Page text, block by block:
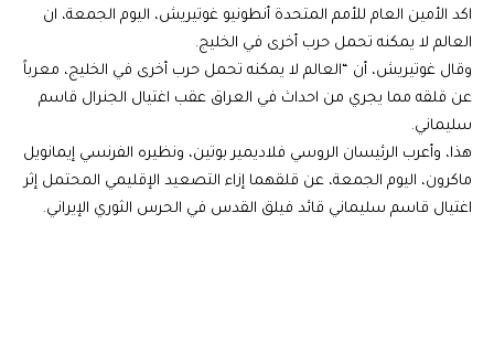
اكد الأمين العام للأمم المتحدة أنطونيو غوتيريش، اليوم الجمعة، ان
العالم لا يمكنه تحمل حرب أخرى في الخليج.
وقال غوتيريش، أن “العالم لا يمكنه تحمل حرب أخرى في الخليج، معرباً
عن قلقه مما يجري من احداث في العراق عقب اغتيال الجنرال قاسم
سليماني.
هذا، وأعرب الرئيسان الروسي فلاديمير بوتين، ونظيره الفرنسي إيمانويل
ماكرون، اليوم الجمعة، عن قلقهما إزاء التصعيد الإقليمي المحتمل إثر
اغتيال قاسم سليماني قائد فيلق القدس في الحرس الثوري الإيراني.